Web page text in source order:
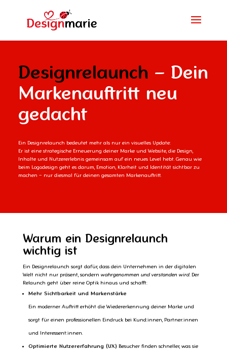
Designrelaunch – Dein
Markenauftritt neu
gedacht
Ein Designrelaunch bedeutet mehr als nur ein visuelles Update:
Er ist eine strategische Erneuerung deiner Marke und Website, die Design,
Inhalte und Nutzererlebnis gemeinsam auf ein neues Level hebt. Genau wie
beim Logodesign geht es darum, Emotion, Klarheit und Identität sichtbar zu
machen – nur diesmal für deinen gesamten Markenauftritt.
Warum ein Designrelaunch
wichtig ist
Ein Designrelaunch sorgt dafür, dass dein Unternehmen in der digitalen
Welt nicht nur präsent, sondern wahrgenommen und verstanden wird. Der
Relaunch geht über reine Optik hinaus und schafft:
Mehr Sichtbarkeit und Markenstärke
Ein moderner Auftritt erhöht die Wiedererkennung deiner Marke und
sorgt für einen professionellen Eindruck bei Kund:innen, Partner:innen
und Interessent:innen.
Optimierte Nutzererfahrung (UX) Besucher finden schneller, was sie